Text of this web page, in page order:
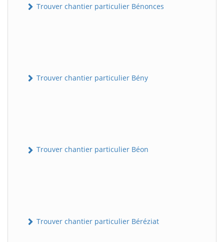
Trouver chantier particulier Bénonces
Trouver chantier particulier Bény
Trouver chantier particulier Béon
Trouver chantier particulier Béréziat